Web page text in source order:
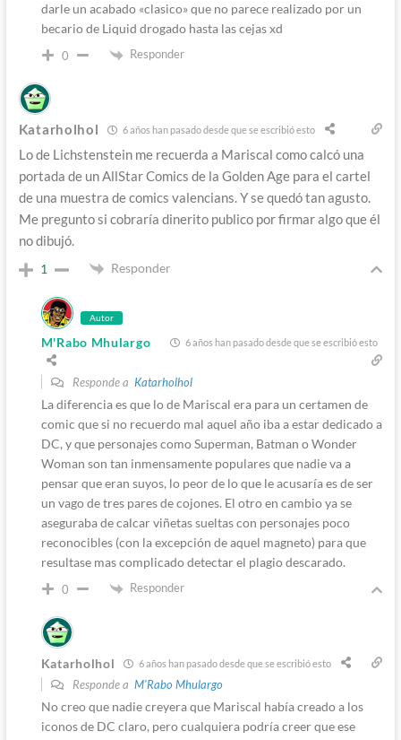
darle un acabado «clasico» que no parece realizado por un
becario de Liquid drogado hasta las cejas xd
0 Responder
Katarholhol 6 años han pasado desde que se escribió esto
Lo de Lichstenstein me recuerda a Mariscal como calcó una
portada de un AllStar Comics de la Golden Age para el cartel
de una muestra de comics valencians. Y se quedó tan agusto.
Me pregunto si cobraría dinerito publico por firmar algo que él
no dibujó.
1 Responder
Autor
M'Rabo Mhulargo 6 años han pasado desde que se escribió esto
Responde a Katarholhol
La diferencia es que lo de Mariscal era para un certamen de
comic que si no recuerdo mal aquel año iba a estar dedicado a
DC, y que personajes como Superman, Batman o Wonder
Woman son tan inmensamente populares que nadie va a
pensar que eran suyos, lo peor de lo que le acusaría es de ser
un vago de tres pares de cojones. El otro en cambio ya se
aseguraba de calcar viñetas sueltas con personajes poco
reconocibles (con la excepción de aquel magneto) para que
resultase mas complicado detectar el plagio descarado.
0 Responder
Katarholhol 6 años han pasado desde que se escribió esto
Responde a M'Rabo Mhulargo
No creo que nadie creyera que Mariscal había creado a los
iconos de DC claro, pero cualquiera podría creer que ese